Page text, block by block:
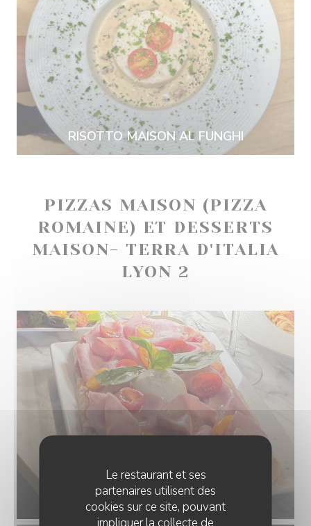
Le restaurant et ses
partenaires utilisent des
cookies sur ce site, pouvant
impliquer la collecte de
RISOTTO MAISON AL FUNGHI
PIZZAS MAISON (PIZZA
ROMAINE) ET DESSERTS
MAISON- TERRA D'ITALIA
LYON 2
PINSA ROMANA BURRATINA